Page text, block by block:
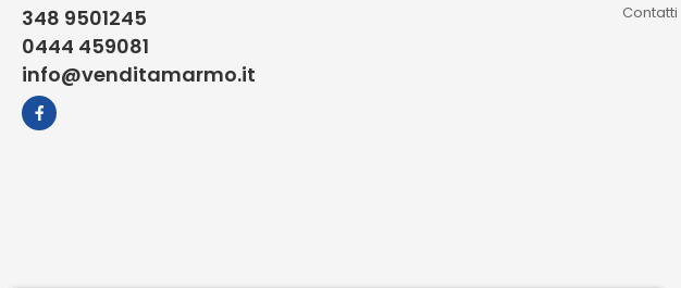
348 9501245
0444 459081
info@venditamarmo.it
Contatti